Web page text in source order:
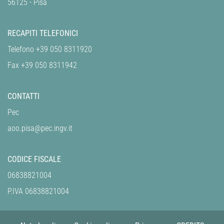
56125 - Pisa
RECAPITI TELEFONICI
Telefono +39 050 8311920
Fax +39 050 8311942
CONTATTI
Pec
aoo.pisa@pec.ingv.it
CODICE FISCALE
06838821004
P.IVA 06838821004